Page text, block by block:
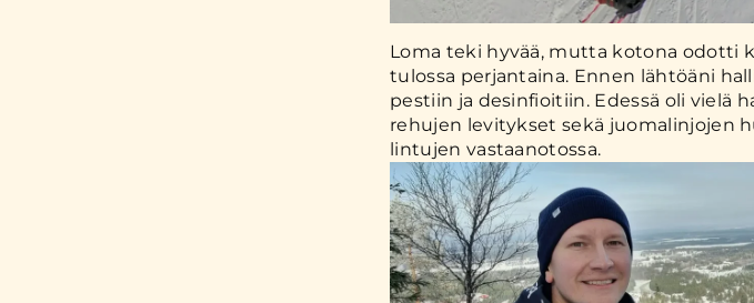
Loma teki hyvää, mutta kotona odotti
tulossa perjantaina. Ennen lähtöäni
pestiin ja desinfioitiin. Edessä oli vielä
rehujen levitykset sekä juomalinjojen
lintujen vastaanotossa.